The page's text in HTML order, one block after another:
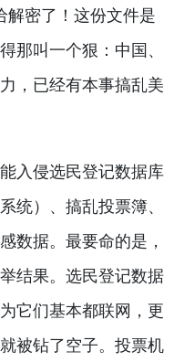
解密了！这份文件是
那叫一个狠：中国、
，已经有本事搞乱美
入侵选民登记数据库
统）、搞乱投票簿、
数据。最要命的是，
结果。选民登记数据
它们基本都联网，更
被钻了空子。投票机